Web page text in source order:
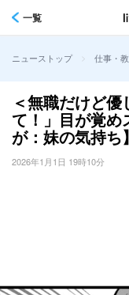
一覧
ニューストップ > 仕事・
＜無職だけど
て！」目が覚め
が：妹の気持ち】
2026年1月1日 19時10分